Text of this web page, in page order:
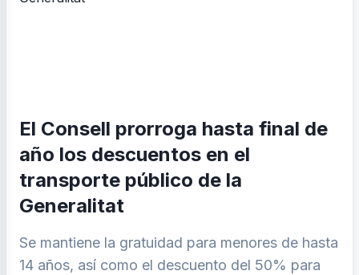
El Consell prorroga hasta final de
año los descuentos en el
transporte público de la
Generalitat
Se mantiene la gratuidad para menores de hasta
14 años, así como el descuento del 50% para